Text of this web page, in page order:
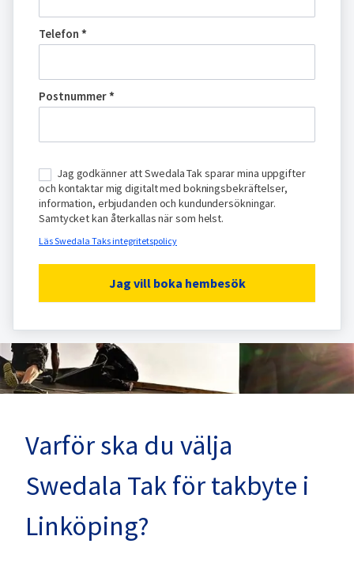
Telefon *
Postnummer*
Jag godkänner att Swedala Tak sparar mina uppgifter
och kontaktar mig digitalt med bokningsbekräftelser,
information, erbjudanden och kundundersökningar.
Samtycket kan återkallas när som helst.
Läs Swedala Taks integritetspolicy
Jag vill boka hembesök
Varför ska du välja
Swedala Tak för takbyte i
Linköping?